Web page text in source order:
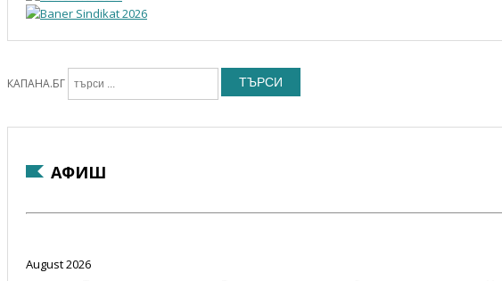
КАПАНА.БГ ТЪРСИ
АФИШ
August 2026